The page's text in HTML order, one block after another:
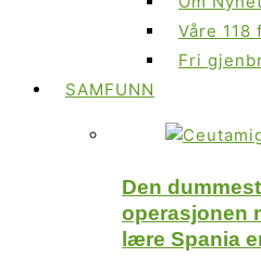
Våre
Fri
SAMFUNN
Den
operasjonen
lære Spania